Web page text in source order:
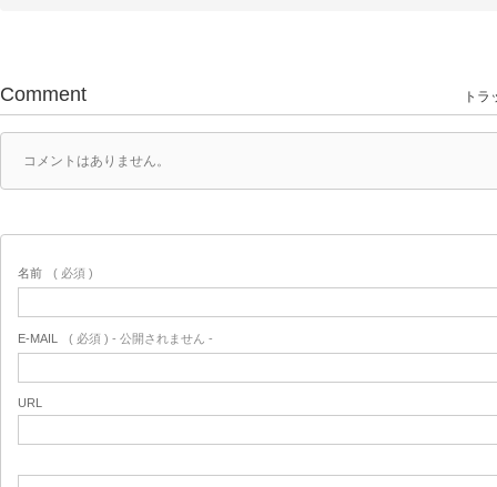
Comment トラ
コメントはありません。
名前 ( 必須 )
E-MAIL ( 必須 ) - 公開されません -
URL